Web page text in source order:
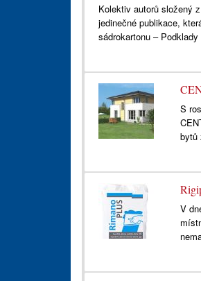
Kolektiv autorů složený
jedinečné publikace,
sádrokartonu – Podklady
S
bytů
V